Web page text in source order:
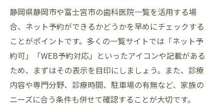
静岡県静岡市や富士宮市の歯科医院一覧を活用する場
合、ネット予約ができるかどうかを早めにチェックする
ことがポイントです。多くの一覧サイトでは「ネット予
約可」「WEB予約対応」といったアイコンや記載がある
ため、まずはその表示を目印にしましょう。また、診療
内容や専門分野、診療時間、駐車場の有無など、家族の
ニーズに合う条件も併せて確認することが大切です。